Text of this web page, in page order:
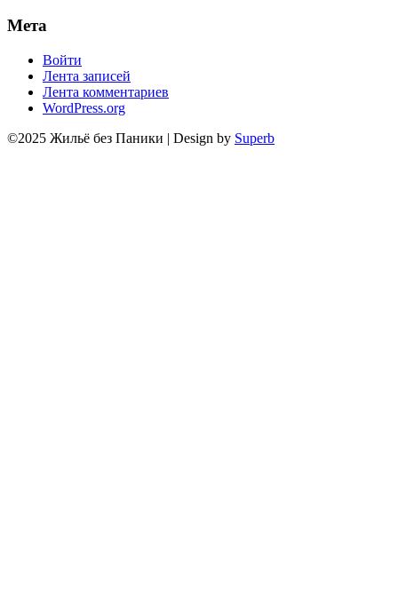
Мета
Войти
Лента записей
Лента комментариев
WordPress.org
©2025 Жильё без Паники | Design by Superb